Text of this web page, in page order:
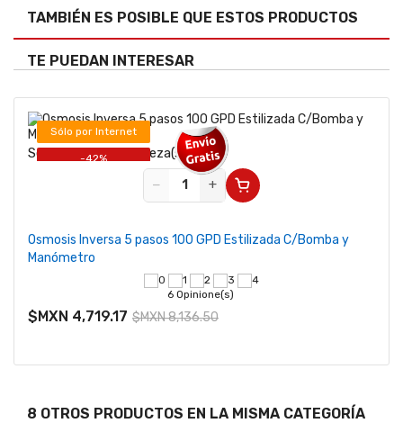
TAMBIÉN ES POSIBLE QUE ESTOS PRODUCTOS
TE PUEDAN INTERESAR
Sólo por Internet
-42%
Se vende desde 1 pieza(s)
−
+
Osmosis Inversa 5 pasos 100 GPD Estilizada C/Bomba y
Manómetro
6 Opinione(s)
$MXN 4,719.17 $MXN 8,136.50
8 OTROS PRODUCTOS EN LA MISMA CATEGORÍA